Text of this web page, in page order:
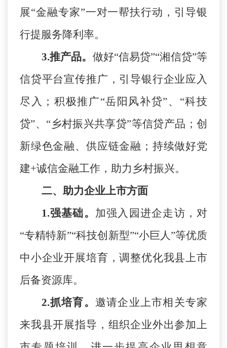
展“金融专家”一对一帮扶行动，引导银
行提服务降利率。
3.推产品。 做好“信易贷”“湘信贷”等
信贷平台宣传推广，引导银行企业应入
尽入；积极推广“岳阳风补贷”、“科技
贷”、“乡村振兴共享贷”等信贷产品；创
新绿色金融、供应链金融；持续做好党
建+诚信金融工作，助力乡村振兴。
二、助力企业上市方面
1.强基础。 加强入园进企走访，对
“专精特新”“科技创新型”“小巨人”等优质
中小企业开展培育 ，调整优化我县上市
后备资源库。
2.抓培育。 邀请企业上市相关专家
来我县开展指导，组织企业外出参加上